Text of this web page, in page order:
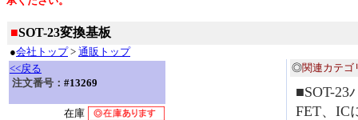
■SOT-23変換基板
●会社トップ> 通販トップ
<<戻る
注文番号： #13269
在庫
◎関連カテゴ
■SOT-23
FET、IC